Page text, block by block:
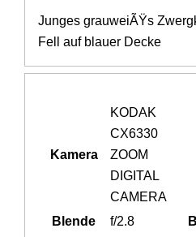
Junges grauweiÃŸs
Fell auf blauer Decke
Kamera
KODAK
CX6330
ZOOM
DIGITAL
CAMERA
Blende
f/2.8